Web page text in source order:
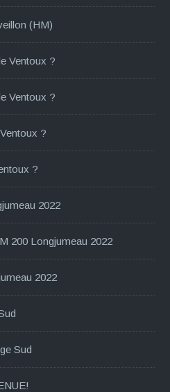
(HM)
Ventoux ?
Ventoux ?
?
?
2022
200 Longjumeau 2022
2022
Sud